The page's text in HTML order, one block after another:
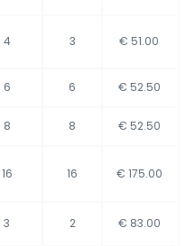
4 3 € 51.00
6 6 € 52.50
8 8 € 52.50
16 16 € 175.00
3 2 € 83.00